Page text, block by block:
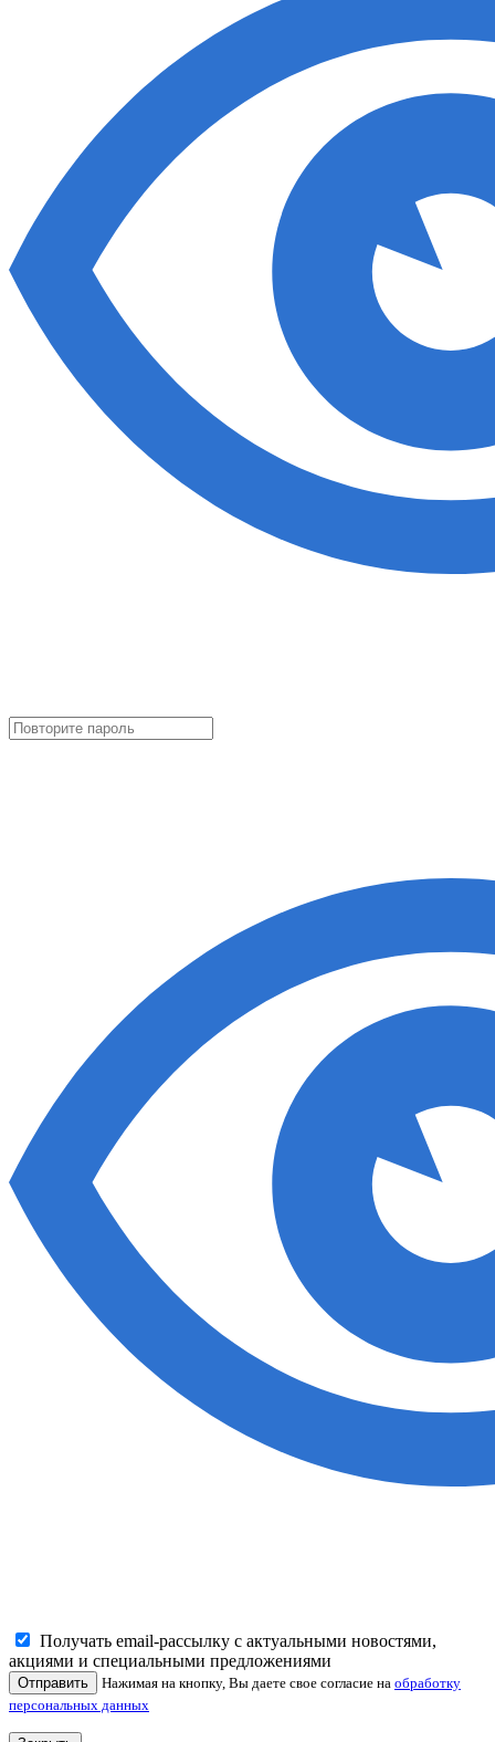
Получать email-рассылку с актуальными новостями,
акциями и специальными предложениями
Отправить Нажимая на кнопку, Вы даете свое согласие на обработку
персональных данных